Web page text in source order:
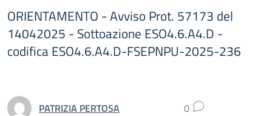
ORIENTAMENTO - Avviso Prot. 57173 del
14042025 - Sottoazione ESO4.6.A4.D -
codifica ESO4.6.A4.D-FSEPNPU-2025-236
PATRIZIA PERTOSA 0